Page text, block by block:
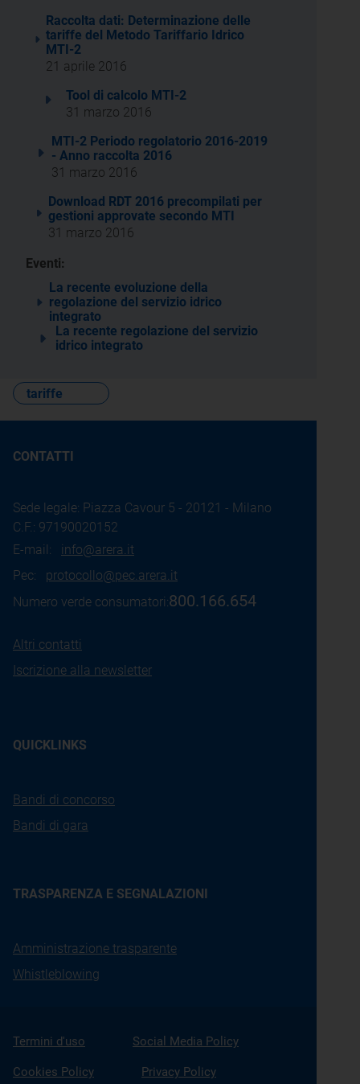
Raccolta dati: Determinazione delle
tariffe del Metodo Tariffario Idrico
MTI-2
21 aprile 2016
Tool di calcolo MTI-2
31 marzo 2016
MTI-2 Periodo regolatorio 2016-2019
- Anno raccolta 2016
31 marzo 2016
Download RDT 2016 precompilati per
gestioni approvate secondo MTI
31 marzo 2016
Eventi:
La recente evoluzione della
regolazione del servizio idrico
integrato
La recente regolazione del servizio
idrico integrato
tariffe
CONTATTI
Sede legale: Piazza Cavour 5 - 20121 - Milano
C.F.: 97190020152
E-mail: info@arera.it
Pec: protocollo@pec.arera.it
Numero verde consumatori:800.166.654
Altri contatti
Iscrizione alla newsletter
QUICKLINKS
Bandi di concorso
Bandi di gara
TRASPARENZA E SEGNALAZIONI
Amministrazione trasparente
Whistleblowing
Termini d'uso Social Media Policy
Cookies Policy Privacy Policy